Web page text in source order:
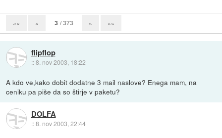
«« « 3 / 373 » »»
flipflop
::8. nov 2003, 18:22
A kdo ve,kako dobit dodatne 3 mail naslove? Enega mam, na
ceniku pa piše da so štirje v paketu?
DOLFA
::8. nov 2003, 22:44